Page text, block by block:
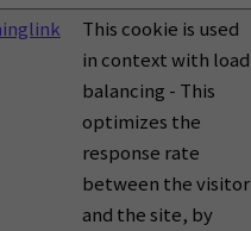
This cookie is used
in context with load
balancing - This
optimizes the
response rate
between the visitor
and the site, by